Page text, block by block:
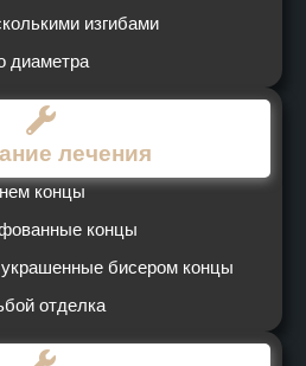
изгибами
диаметра
лечения
концы
концы
бисером концы
отделка